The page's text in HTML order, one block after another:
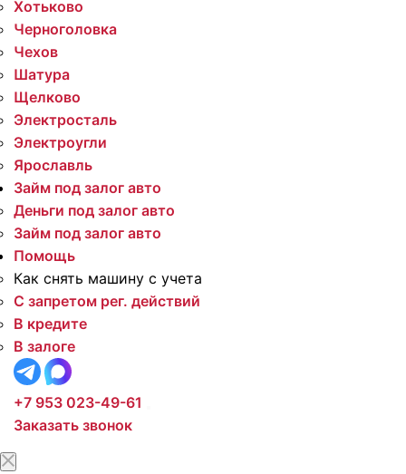
Хотьково
Черноголовка
Чехов
Шатура
Щелково
Электросталь
Электроугли
Ярославль
Займ под залог авто
Деньги под залог авто
Займ под залог авто
Помощь
Как снять машину с учета
С запретом рег. действий
В кредите
В залоге
+7 953 023-49-61
Заказать звонок